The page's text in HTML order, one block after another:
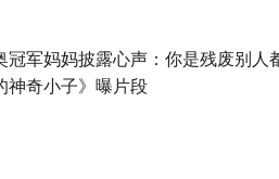
冠军妈妈披露心声：你是残废别人
神奇小子》曝片段